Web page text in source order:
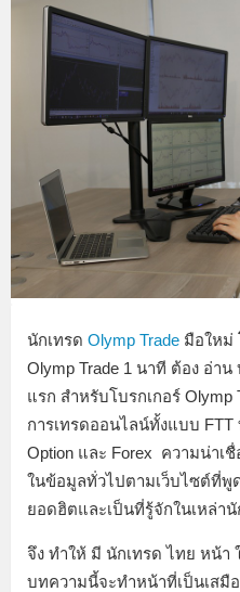
นักเทรด Olymp Trade มือใหม่
Olymp Trade 1 นาที ต้อง อ่า
แรก สำหรับโบรกเกอร์
การเทรดออนไลน์ทั้งแบบ
Option และ Forex ความน่าเ
ในข้อมูลทั่วไปตามเว็บไซต์ที่พู
ยอดฮิตและเป็นที่รู้จักในเหล่า
จึง ทำให้ มี นักเทรด ไทย หน้า
บทความนี้จะทำหน้าที่เป็นเสมื